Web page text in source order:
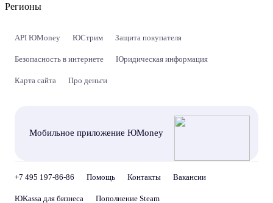
Регионы
API ЮMoney ЮСтрим Защита покупателя
Безопасность в интернете Юридическая информация
Карта сайта Про деньги
Мобильное приложение ЮMoney
+7 495 197-86-86 Помощь Контакты Вакансии
ЮKassa для бизнеса Пополнение Steam